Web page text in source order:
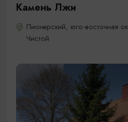
Камень Лжи
Пионерский, юго-восточная
Чистой